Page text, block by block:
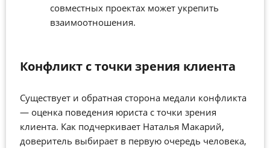
совместных проектах может укрепить
взаимоотношения.
Конфликт с точки зрения клиента
Существует и обратная сторона медали конфликта
— оценка поведения юриста с точки зрения
клиента. Как подчеркивает Наталья Макарий,
доверитель выбирает в первую очередь человека,